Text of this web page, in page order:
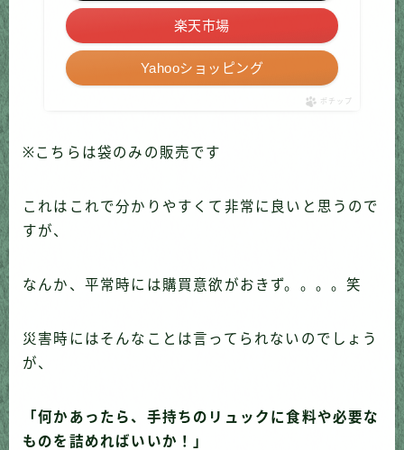
楽天市場
Yahooショッピング
ポチップ
※こちらは袋のみの販売です
これはこれで分かりやすくて非常に良いと思うので
すが、
なんか、平常時には購買意欲がおきず。。。。笑
災害時にはそんなことは言ってられないのでしょう
が、
「何かあったら、手持ちのリュックに食料や必要な
ものを詰めればいいか！」